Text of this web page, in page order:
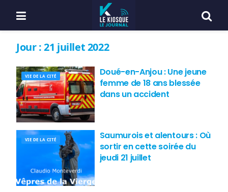
Jour :21 juillet 2022
VIE DE LA CITÉ
Doué-en-Anjou : Une jeune
femme de 18 ans blessée
dans un accident
VIE DE LA CITÉ
Saumurois et alentours : Où
sortir en cette soirée du
jeudi 21 juillet